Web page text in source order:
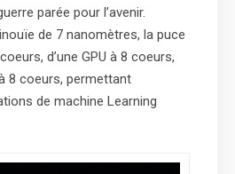
parée pour l’avenir.
de 7 nanomètres, la puce
d’une GPU à 8 coeurs,
8 coeurs, permettant
de machine Learning